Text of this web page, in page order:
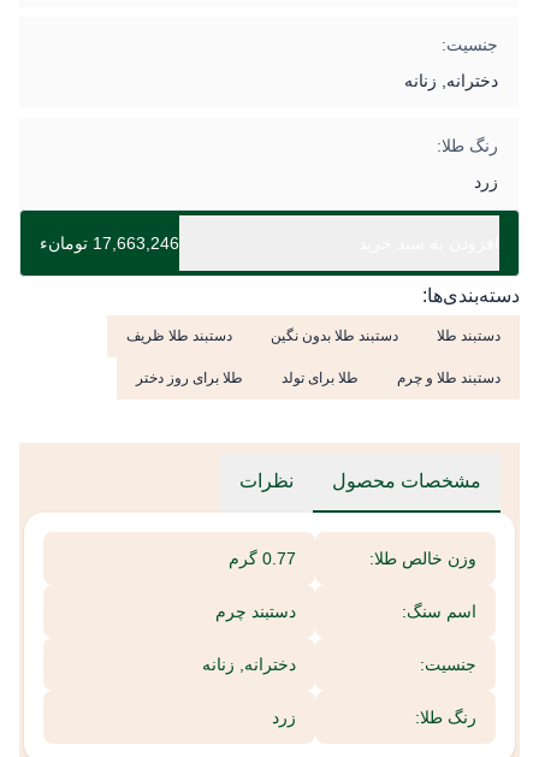
جنسیت:
دخترانه, زنانه
رنگ طلا:
زرد
17,663,246 تومانء
دسته‌بندی‌ها:
دستبند طلا دستبند طلا بدون نگین دستبند طلا ظریف
دستبند طلا و چرم طلا برای تولد طلا برای روز دختر
مشخصات محصول نظرات
وزن خالص طلا: 0.77 گرم
اسم سنگ: دستبند چرم
جنسیت: دخترانه, زنانه
رنگ طلا: زرد